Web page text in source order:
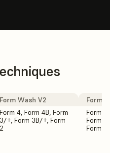
Form Wash V2
Form
Form 4, Form 4B, Form
3/+, Form 3B/+, Form
2
Form
Form 3/
Form 2